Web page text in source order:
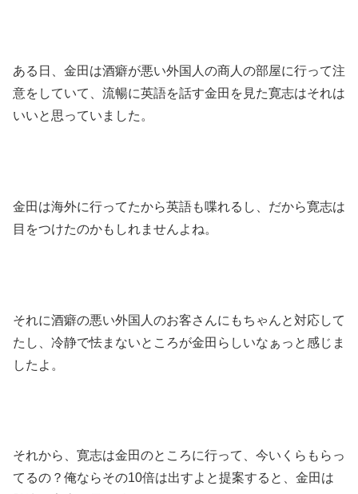
ある日、金田は酒癖が悪い外国人の商人の部屋に行って注
意をしていて、流暢に英語を話す金田を見た寛志はそれは
いいと思っていました。
金田は海外に行ってたから英語も喋れるし、だから寛志は
目をつけたのかもしれませんよね。
それに酒癖の悪い外国人のお客さんにもちゃんと対応して
たし、冷静で怯まないところが金田らしいなぁっと感じま
したよ。
それから、寛志は金田のところに行って、今いくらもらっ
てるの？俺ならその10倍は出すよと提案すると、金田は